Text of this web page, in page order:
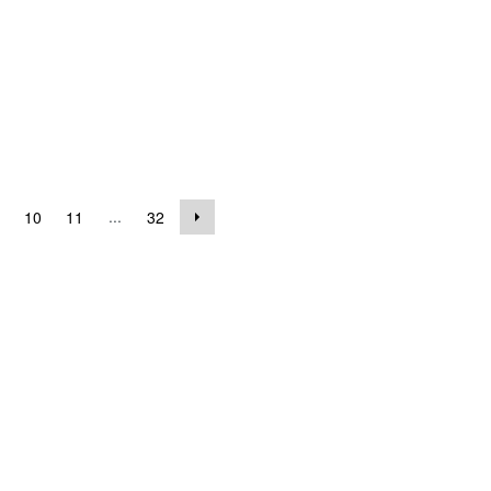
10 11 ... 32